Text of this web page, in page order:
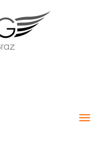
Toggle